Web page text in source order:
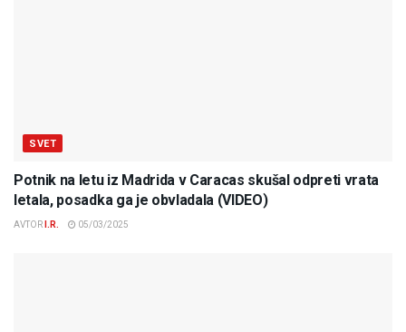
SVET
Potnik na letu iz Madrida v Caracas skušal odpreti vrata
letala, posadka ga je obvladala (VIDEO)
AVTOR I.R. 05/03/2025